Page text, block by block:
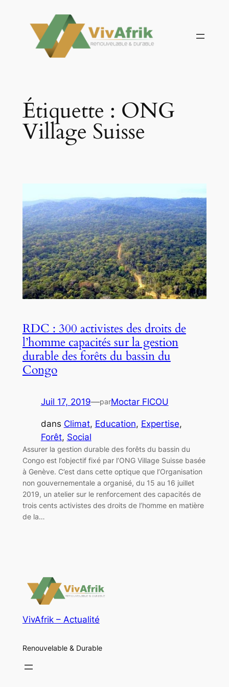
contenu
Étiquette : ONG
Village Suisse
RDC : 300 activistes des droits de
l’homme capacités sur la gestion
durable des forêts du bassin du
Congo
Juil 17, 2019—parMoctar FICOU
dans Climat, Education, Expertise
Forêt, Social
Assurer la gestion durable des forêts du bassin du
Congo est l’objectif fixé par l’ONG Village Suisse basée
à Genève. C’est dans cette optique que l’Organisation
non gouvernementale a organisé, du 15 au 16 juillet
2019, un atelier sur le renforcement des capacités de
trois cents activistes des droits de l’homme en matière
de la…
VivAfrik – Actualité
Renouvelable & Durable